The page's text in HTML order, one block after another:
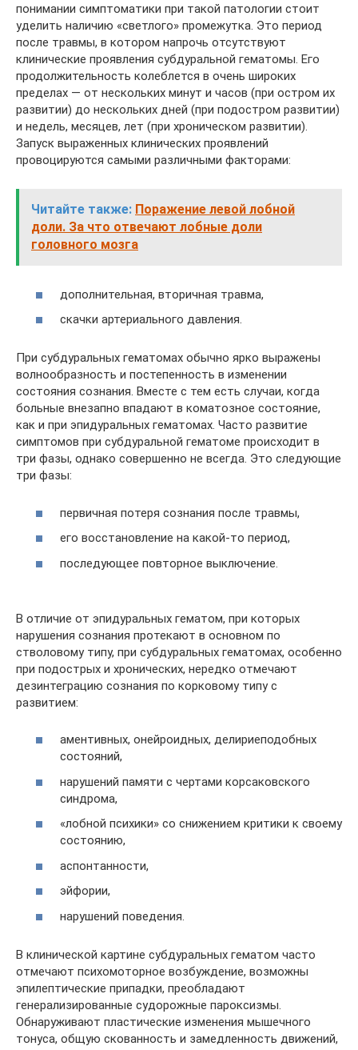
понимании симптоматики при такой патологии стоит
уделить наличию «светлого» промежутка. Это период
после травмы, в котором напрочь отсутствуют
клинические проявления субдуральной гематомы. Его
продолжительность колеблется в очень широких
пределах — от нескольких минут и часов (при остром их
развитии) до нескольких дней (при подостром развитии)
и недель, месяцев, лет (при хроническом развитии).
Запуск выраженных клинических проявлений
провоцируются самыми различными факторами:
Читайте также: Поражение левой лобной
доли. За что отвечают лобные доли
головного мозга
дополнительная, вторичная травма,
скачки артериального давления.
При субдуральных гематомах обычно ярко выражены
волнообразность и постепенность в изменении
состояния сознания. Вместе с тем есть случаи, когда
больные внезапно впадают в коматозное состояние,
как и при эпидуральных гематомах. Часто развитие
симптомов при субдуральной гематоме происходит в
три фазы, однако совершенно не всегда. Это следующие
три фазы:
первичная потеря сознания после травмы,
его восстановление на какой-то период,
последующее повторное выключение.
В отличие от эпидуральных гематом, при которых
нарушения сознания протекают в основном по
стволовому типу, при субдуральных гематомах, особенно
при подострых и хронических, нередко отмечают
дезинтеграцию сознания по корковому типу с
развитием:
аментивных, онейроидных, делириеподобных
состояний,
нарушений памяти с чертами корсаковского
синдрома,
«лобной психики» со снижением критики к своему
состоянию,
аспонтанности,
эйфории,
нарушений поведения.
В клинической картине субдуральных гематом часто
отмечают психомоторное возбуждение, возможны
эпилептические припадки, преобладают
генерализированные судорожные пароксизмы.
Обнаруживают пластические изменения мышечного
тонуса, общую скованность и замедленность движений,